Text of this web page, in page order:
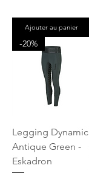
Ajouter au panier
-20%
Legging Dynamic
Antique Green -
Eskadron